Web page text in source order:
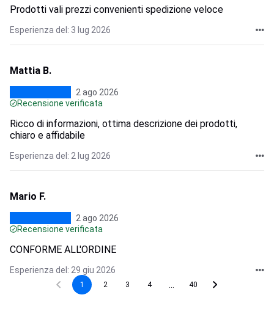
Prodotti vali prezzi convenienti spedizione veloce
Esperienza del: 3 lug 2026
Mattia B.
2 ago 2026
Recensione verificata
Ricco di informazioni, ottima descrizione dei prodotti,
chiaro e affidabile
Esperienza del: 2 lug 2026
Mario F.
2 ago 2026
Recensione verificata
CONFORME ALL'ORDINE
Esperienza del: 29 giu 2026
1 2 3 4 40